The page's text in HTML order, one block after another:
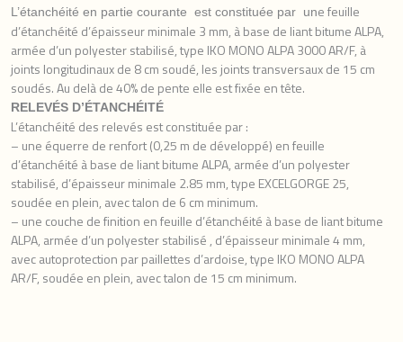
L’étanchéité en partie courante est constituée par une feuille
d’étanchéité d’épaisseur minimale 3 mm, à base de liant bitume ALPA,
armée d’un polyester stabilisé, type IKO MONO ALPA 3000 AR/F, à
joints longitudinaux de 8 cm soudé, les joints transversaux de 15 cm
soudés. Au delà de 40% de pente elle est fixée en tête.
RELEVÉS D’ÉTANCHÉITÉ
L’étanchéité des relevés est constituée par :
– une équerre de renfort (0,25 m de développé) en feuille
d’étanchéité à base de liant bitume ALPA, armée d’un polyester
stabilisé, d’épaisseur minimale 2.85 mm, type EXCELGORGE 25,
soudée en plein, avec talon de 6 cm minimum.
– une couche de finition en feuille d’étanchéité à base de liant bitume
ALPA, armée d’un polyester stabilisé , d’épaisseur minimale 4 mm,
avec autoprotection par paillettes d’ardoise, type IKO MONO ALPA
AR/F, soudée en plein, avec talon de 15 cm minimum.